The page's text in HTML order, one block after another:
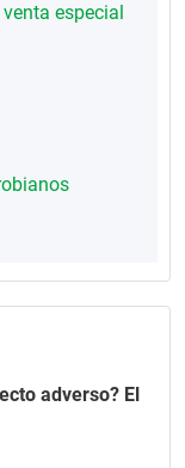
especial
adverso? El